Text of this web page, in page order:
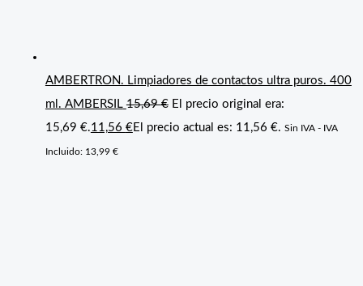
AMBERTRON. Limpiadores de contactos ultra puros. 400
ml. AMBERSIL 15,69€ El precio original era:
15,69 €.11,56 €El precio actual es: 11,56 €. Sin IVA - IVA
Incluido: 13,99 €